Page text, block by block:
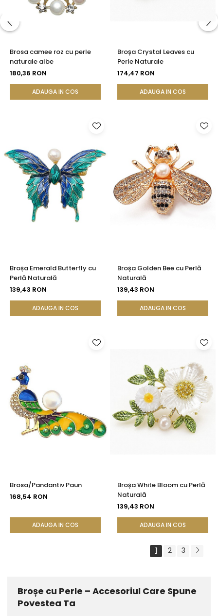
Brosa camee roz cu perle
naturale albe
180,36 RON
ADAUGA IN COS
Broșa Crystal Leaves cu
Perle Naturale
174,47 RON
ADAUGA IN COS
Broșa Emerald Butterfly cu
Perlă Naturală
139,43 RON
ADAUGA IN COS
Broșa Golden Bee cu Perlă
Naturală
139,43 RON
ADAUGA IN COS
Brosa/Pandantiv Paun
168,54 RON
ADAUGA IN COS
Broșa White Bloom cu Perlă
Naturală
139,43 RON
ADAUGA IN COS
1 2 3
Broșe cu Perle – Accesoriul Care Spune
Povestea Ta